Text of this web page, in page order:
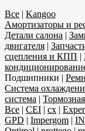
Все | Kangoo
Амортизаторы и
Детали салона |
двигателя |
сцепления и КПП |
Подшипники |
Система
система |
Все | CEI | cx |
GPD | Impergom |